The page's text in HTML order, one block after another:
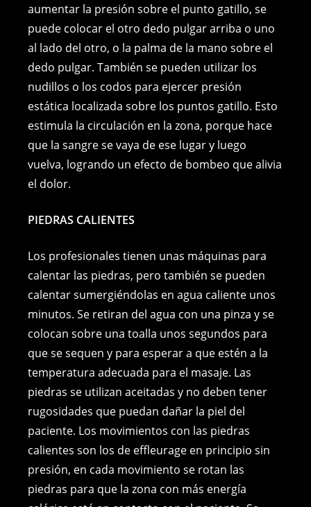
aumentar la presión sobre el punto gatillo, se
puede colocar el otro dedo pulgar arriba o uno
al lado del otro, o la palma de la mano sobre el
dedo pulgar. También se pueden utilizar los
nudillos o los codos para ejercer presión
estática localizada sobre los puntos gatillo. Esto
estimula la circulación en la zona, porque hace
que la sangre se vaya de ese lugar y luego
vuelva, logrando un efecto de bombeo que alivia
el dolor.
PIEDRAS CALIENTES
Los profesionales tienen unas máquinas para
calentar las piedras, pero también se pueden
calentar sumergiéndolas en agua caliente unos
minutos. Se retiran del agua con una pinza y se
colocan sobre una toalla unos segundos para
que se sequen y para esperar a que estén a la
temperatura adecuada para el masaje. Las
piedras se utilizan aceitadas y no deben tener
rugosidades que puedan dañar la piel del
paciente. Los movimientos con las piedras
calientes son los de effleurage en principio sin
presión, en cada movimiento se rotan las
piedras para que la zona con más energía